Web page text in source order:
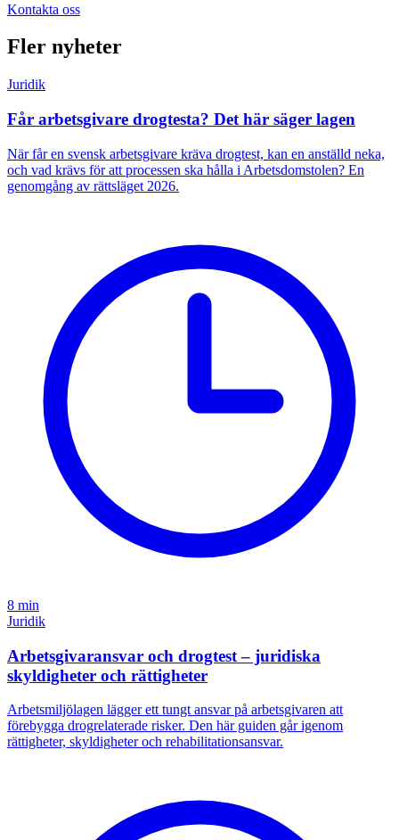
Kontakta oss
Fler nyheter
Juridik
Får arbetsgivare drogtesta? Det här säger lagen
När får en svensk arbetsgivare kräva drogtest, kan en anställd neka,
och vad krävs för att processen ska hålla i Arbetsdomstolen? En
genomgång av rättsläget 2026.
8 min
Juridik
Arbetsgivaransvar och drogtest – juridiska
skyldigheter och rättigheter
Arbetsmiljölagen lägger ett tungt ansvar på arbetsgivaren att
förebygga drogrelaterade risker. Den här guiden går igenom
rättigheter, skyldigheter och rehabilitationsansvar.